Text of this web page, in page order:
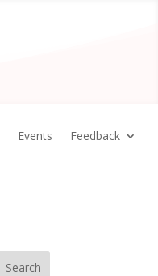
Events Feedback
Search